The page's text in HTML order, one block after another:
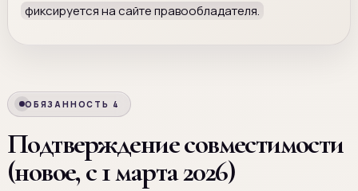
фиксируется на сайте правообладателя.
ОБЯЗАННОСТЬ 4
Подтверждение совместимости
(новое, с 1 марта 2026)